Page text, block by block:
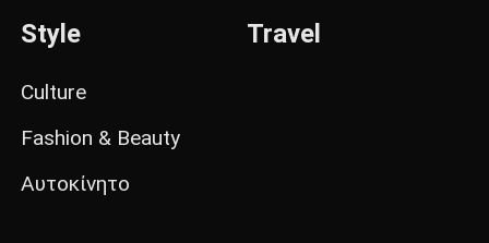
Style
Culture
Fashion & Beauty
Αυτοκίνητο
Travel